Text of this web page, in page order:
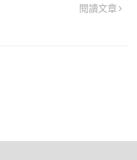
閱讀文章